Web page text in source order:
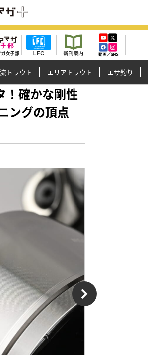
トラウト エリアトラウト エサ釣り
！確かな剛性
ングの頂点